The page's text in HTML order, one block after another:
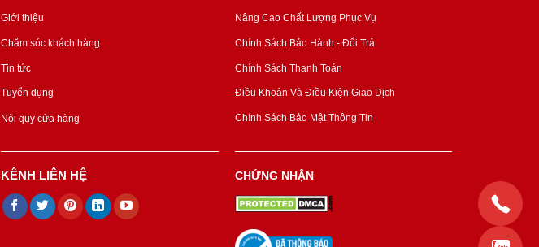
Giới thiệu
Chăm sóc khách hàng
Tin tức
Tuyển dụng
Nội quy cửa hàng
Nâng Cao Chất Lượng Phục Vụ
Chính Sách Bảo Hành - Đổi Trả
Chính Sách Thanh Toán
Điều Khoản Và Điều Kiện Giao Dịch
Chính Sách Bảo Mật Thông Tin
KÊNH LIÊN HỆ CHỨNG NHẬN